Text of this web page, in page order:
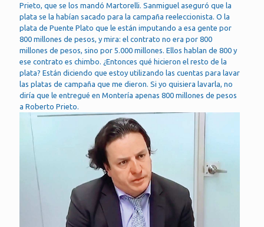
Prieto, que se los mandó Martorelli. Sanmiguel aseguró que la
plata se la habían sacado para la campaña reeleccionista. O la
plata de Puente Plato que le están imputando a esa gente por
800 millones de pesos, y mira: el contrato no era por 800
millones de pesos, sino por 5.000 millones. Ellos hablan de 800 y
ese contrato es chimbo. ¿Entonces qué hicieron el resto de la
plata? Están diciendo que estoy utilizando las cuentas para lavar
las platas de campaña que me dieron. Si yo quisiera lavarla, no
diría que le entregué en Montería apenas 800 millones de pesos
a Roberto Prieto.